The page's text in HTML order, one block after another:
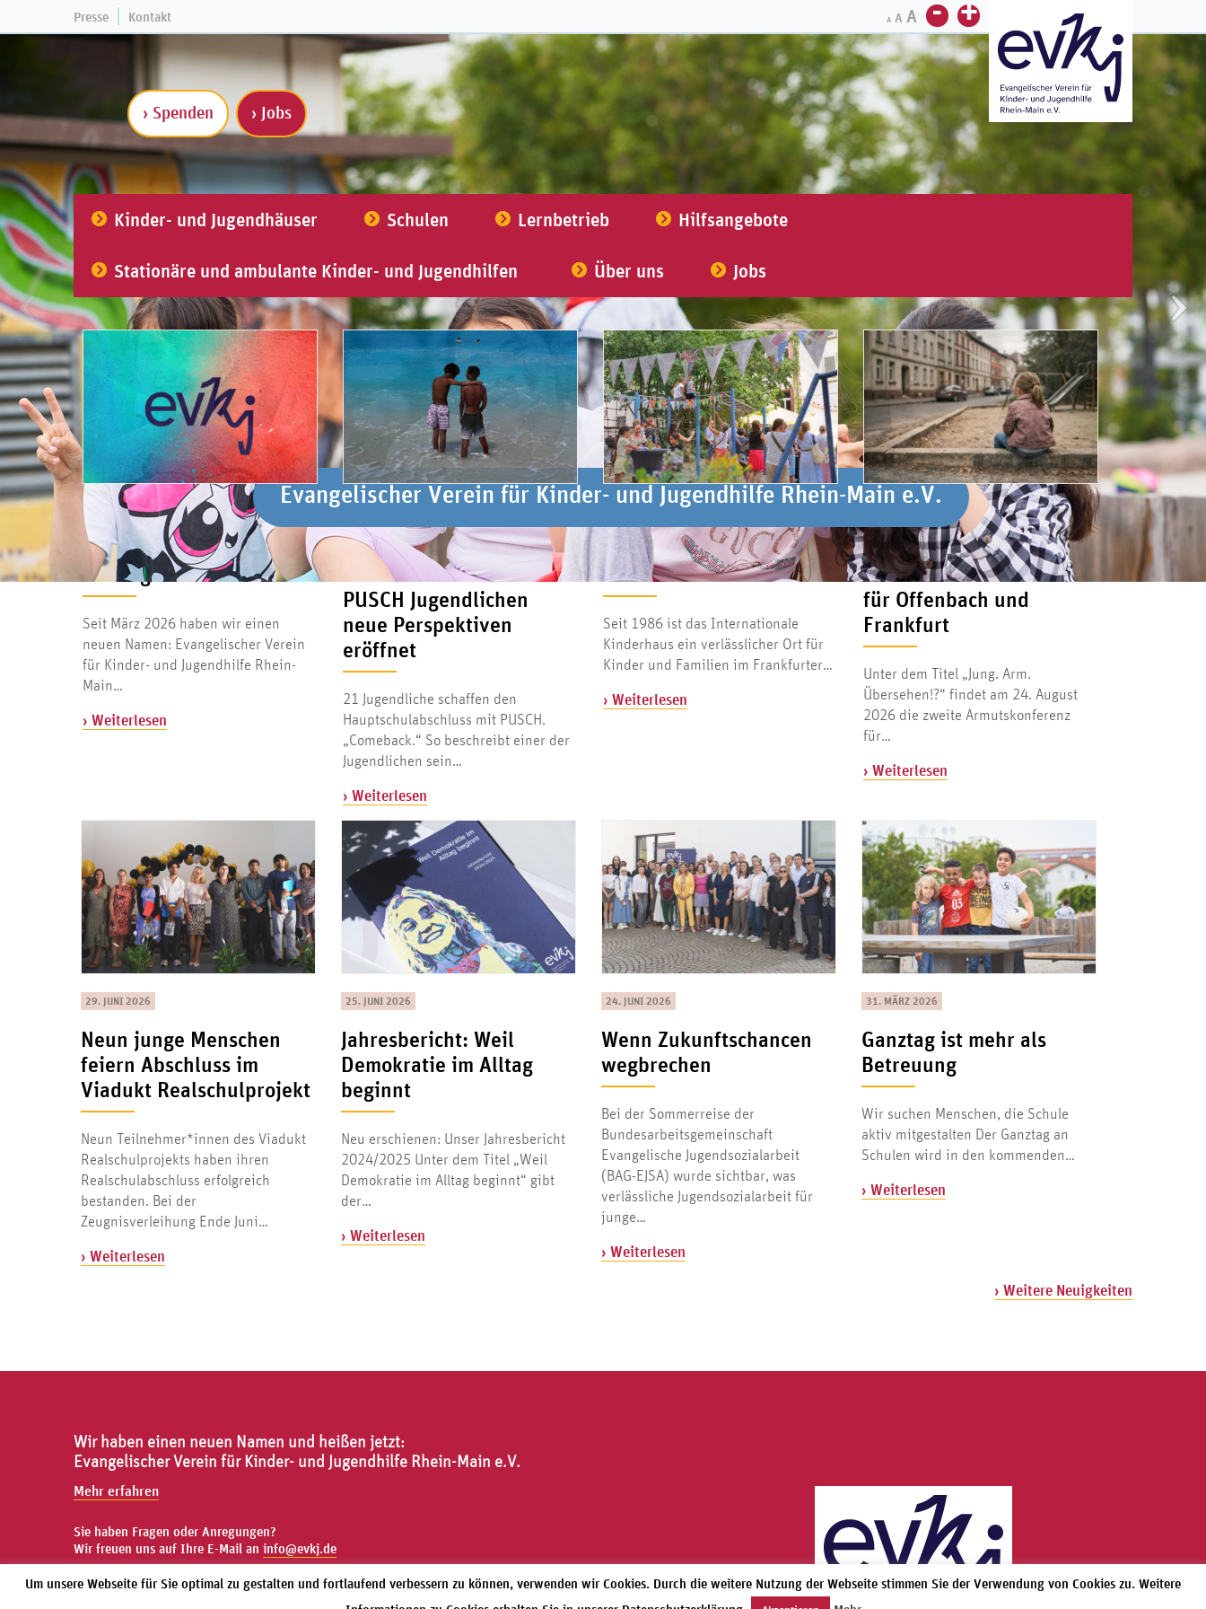
Presse Kontakt +
-
A A A
Evangelischer Verein für Kinder- und Jugendhilfe Rhein-Main e.V.
Evangelischer Verein für Kinder- und Jugendhilfe Rhein-Main e.V.
› Spenden › Jobs
Kinder- und Jugendhäuser Schulen Lernbetrieb Hilfsangebote
Stationäre und ambulante Kinder- und Jugendhilfen Über uns Jobs
20. JULI 2026
Neuer Name. Gleicher
Auftrag.
Seit März 2026 haben wir einen
neuen Namen: Evangelischer Verein
für Kinder- und Jugendhilfe Rhein-
Main…
› Weiterlesen
Mehr als ein
Schulabschluss – wie
PUSCH Jugendlichen
neue Perspektiven
eröffnet
21 Jugendliche schaffen den
Hauptschulabschluss mit PUSCH.
„Comeback.“ So beschreibt einer der
Jugendlichen sein…
› Weiterlesen
14. JULI 2026
40 Jahre Internationales
Kinderhaus
Seit 1986 ist das Internationale
Kinderhaus ein verlässlicher Ort für
Kinder und Familien im Frankfurter…
› Weiterlesen
Jung. Arm. Übersehen!?
Zweite Armutskonferenz
für Offenbach und
Frankfurt
Unter dem Titel „Jung. Arm.
Übersehen!?“ findet am 24. August
2026 die zweite Armutskonferenz
für…
› Weiterlesen
29. JUNI 2026
Neun junge Menschen
feiern Abschluss im
Viadukt Realschulprojekt
Neun Teilnehmer*innen des Viadukt
Realschulprojekts haben ihren
Realschulabschluss erfolgreich
bestanden. Bei der
Zeugnisverleihung Ende Juni…
› Weiterlesen
25. JUNI 2026
Jahresbericht: Weil
Demokratie im Alltag
beginnt
Neu erschienen: Unser Jahresbericht
2024/2025 Unter dem Titel „Weil
Demokratie im Alltag beginnt“ gibt
der…
› Weiterlesen
24. JUNI 2026
Wenn Zukunftschancen
wegbrechen
Bei der Sommerreise der
Bundesarbeitsgemeinschaft
Evangelische Jugendsozialarbeit
(BAG-EJSA) wurde sichtbar, was
verlässliche Jugendsozialarbeit für
junge…
› Weiterlesen
31. MÄRZ 2026
Ganztag ist mehr als
Betreuung
Wir suchen Menschen, die Schule
aktiv mitgestalten Der Ganztag an
Schulen wird in den kommenden…
› Weiterlesen
› Weitere Neuigkeiten
Wir haben einen neuen Namen und heißen jetzt:
Evangelischer Verein für Kinder- und Jugendhilfe Rhein-Main e.V.
Mehr erfahren
Sie haben Fragen oder Anregungen?
Wir freuen uns auf Ihre E-Mail an info@evkj.de
Um unsere Webseite für Sie optimal zu gestalten und fortlaufend verbessern zu können, verwenden wir Cookies. Durch die weitere Nutzung der Webseite stimmen Sie der Verwendung von Cookies zu. Weitere